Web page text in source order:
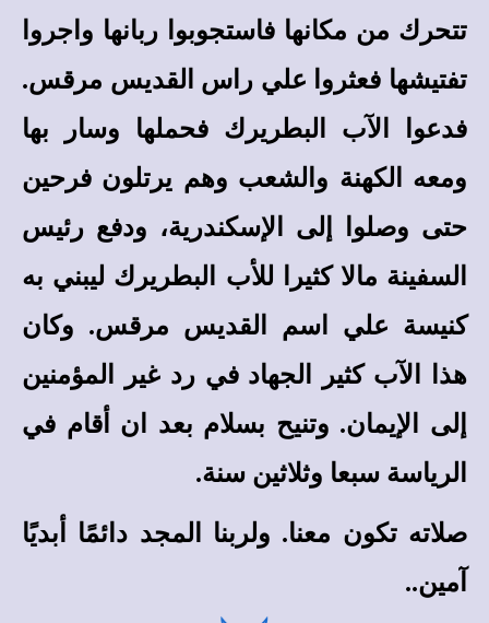
تتحرك من مكانها فاستجوبوا ربانها واجروا
تفتيشها فعثروا علي راس القديس مرقس.
فدعوا الآب البطريرك فحملها وسار بها
ومعه الكهنة والشعب وهم يرتلون فرحين
حتى وصلوا إلى الإسكندرية، ودفع رئيس
السفينة مالا كثيرا للأب البطريرك ليبني به
كنيسة علي اسم القديس مرقس. وكان
هذا الآب كثير الجهاد في رد غير المؤمنين
إلى الإيمان. وتنيح بسلام بعد ان أقام في
الرياسة سبعا وثلاثين سنة.
صلاته تكون معنا. ولربنا المجد دائمًا أبديًا
آمين..